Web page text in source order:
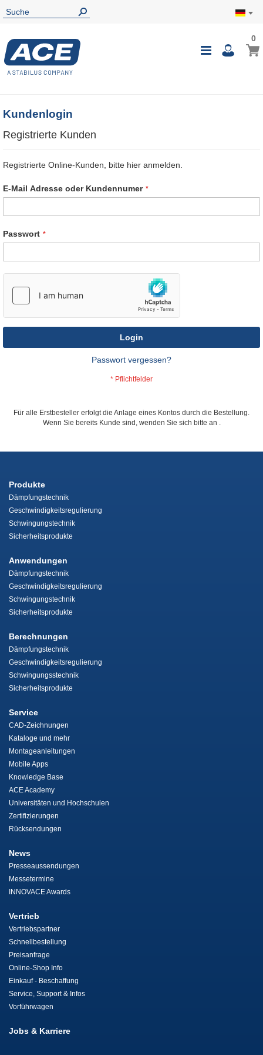
00
Kundenlogin
Registrierte Kunden
Registrierte Online-Kunden, bitte hier anmelden.
E-Mail Adresse oder Kundennumer
Passwort
Login
Passwort vergessen?
Für alle Erstbesteller erfolgt die Anlage eines Kontos durch die Bestellung.
Wenn Sie bereits Kunde sind, wenden Sie sich bitte an .
Produkte
Dämpfungstechnik
Geschwindigkeitsregulierung
Schwingungstechnik
Sicherheitsprodukte
Anwendungen
Dämpfungstechnik
Geschwindigkeitsregulierung
Schwingungstechnik
Sicherheitsprodukte
Berechnungen
Dämpfungstechnik
Geschwindigkeitsregulierung
Schwingungsstechnik
Sicherheitsprodukte
Service
CAD-Zeichnungen
Kataloge und mehr
Montageanleitungen
Mobile Apps
Knowledge Base
ACE Academy
Universitäten und Hochschulen
Zertifizierungen
Rücksendungen
News
Presseaussendungen
Messetermine
INNOVACE Awards
Vertrieb
Vertriebspartner
Schnellbestellung
Preisanfrage
Online-Shop Info
Einkauf - Beschaffung
Service, Support & Infos
Vorführwagen
Jobs & Karriere